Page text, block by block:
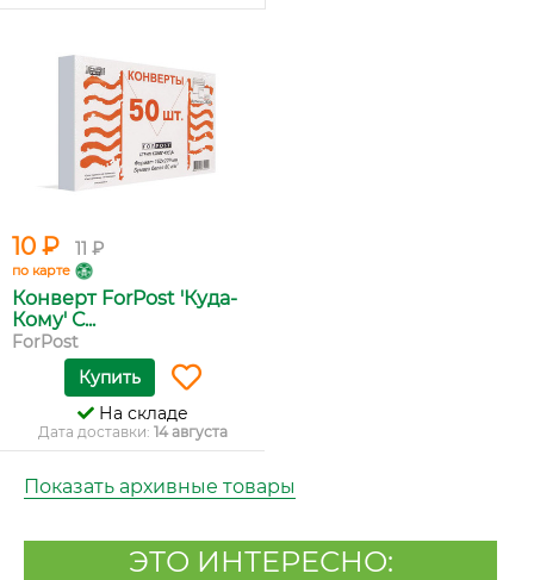
10 ₽ 11 ₽
по карте
Конверт ForPost 'Куда-
Кому' С...
ForPost
Купить
На складе
Дата доставки: 14 августа
Показать архивные товары
ЭТО ИНТЕРЕСНО: